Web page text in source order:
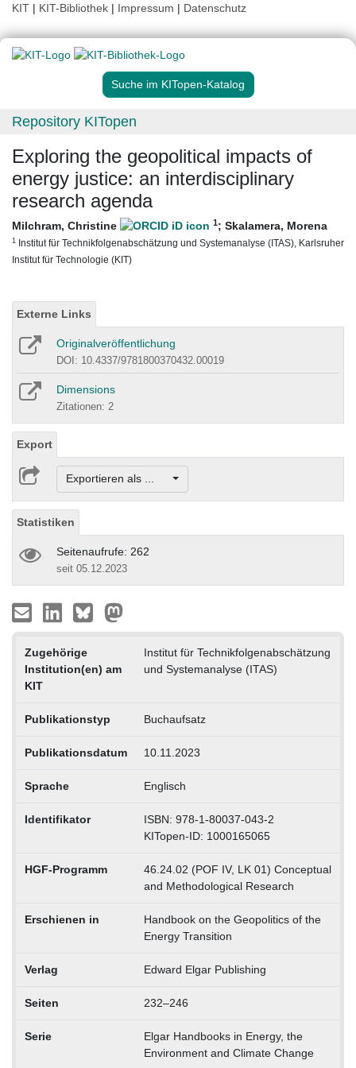
KIT | KIT-Bibliothek | Impressum | Datenschutz
Suche im KITopen-Katalog
Repository KITopen
Exploring the geopolitical impacts of
energy justice: an interdisciplinary
research agenda
Milchram, Christine 1; Skalamera, Morena
1 Institut für Technikfolgenabschätzung und Systemanalyse (ITAS), Karlsruher
Institut für Technologie (KIT)
Externe Links
Originalveröffentlichung
DOI: 10.4337/9781800370432.00019
Dimensions
Zitationen: 2
Export
Exportieren als ...
Statistiken
Seitenaufrufe: 262
seit 05.12.2023
Zugehörige
Institution(en) am
KIT
Institut für Technikfolgenabschätzung
und Systemanalyse (ITAS)
Publikationstyp Buchaufsatz
Publikationsdatum 10.11.2023
Sprache Englisch
Identifikator
ISBN: 978-1-80037-043-2
KITopen-ID: 1000165065
HGF-Programm
46.24.02 (POF IV, LK 01) Conceptual
and Methodological Research
Erschienen in
Handbook on the Geopolitics of the
Energy Transition
Verlag Edward Elgar Publishing
Seiten 232–246
Serie
Elgar Handbooks in Energy, the
Environment and Climate Change